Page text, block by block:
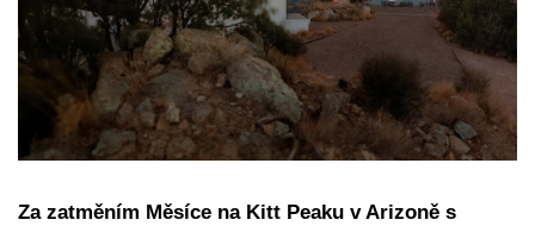
Za zatměním Měsíce na Kitt Peaku v Arizoně s